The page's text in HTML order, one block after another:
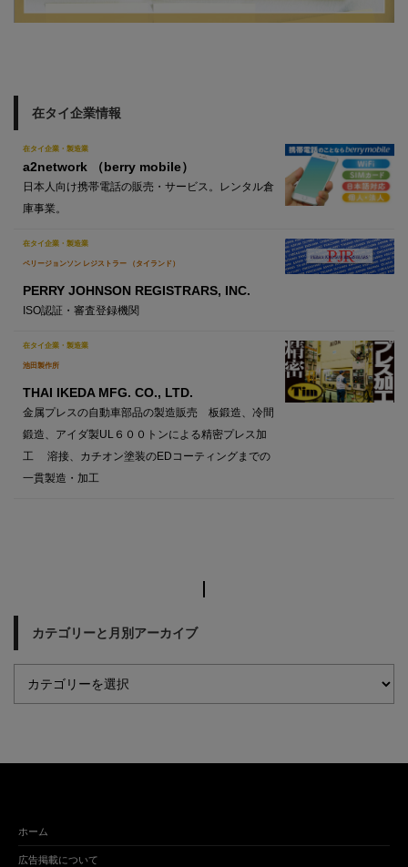
在タイ企業情報
在タイ企業・製造業
a2network （berry mobile）
日本人向け携帯電話の販売・サービス。レンタル倉
庫事業。
在タイ企業・製造業
ペリージョンソン レジストラー （タイランド）
PERRY JOHNSON REGISTRARS, INC.
ISO認証・審査登録機関
在タイ企業・製造業
池田製作所
THAI IKEDA MFG. CO., LTD.
金属プレスの自動車部品の製造販売 板鍛造、冷間
鍛造、アイダ製UL６００トンによる精密プレス加
工 溶接、カチオン塗装のEDコーティングまでの
一貫製造・加工
カテゴリーと月別アーカイブ
ホーム
広告掲載について